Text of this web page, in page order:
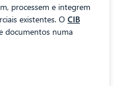
processem e integrem
existentes. O CIB
documentos numa